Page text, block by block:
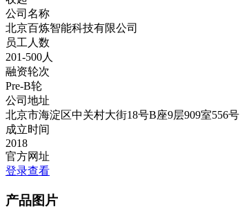
公司名称
北京百炼智能科技有限公司
员工人数
201-500人
融资轮次
Pre-B轮
公司地址
北京市海淀区中关村大街18号B座9层909室556号
成立时间
2018
官方网址
登录查看
产品图片